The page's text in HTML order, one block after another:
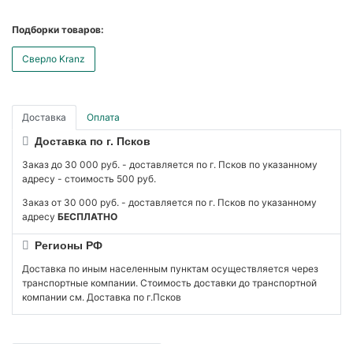
Подборки товаров:
Сверло Kranz
Доставка Оплата
Доставка по г. Псков
Заказ до 30 000 руб. - доставляется по г. Псков по указанному
адресу - стоимость 500 руб.
Заказ от 30 000 руб. - доставляется по г. Псков по указанному
адресу БЕСПЛАТНО
Регионы РФ
Доставка по иным населенным пунктам осуществляется через
транспортные компании. Стоимость доставки до транспортной
компании см. Доставка по г.Псков